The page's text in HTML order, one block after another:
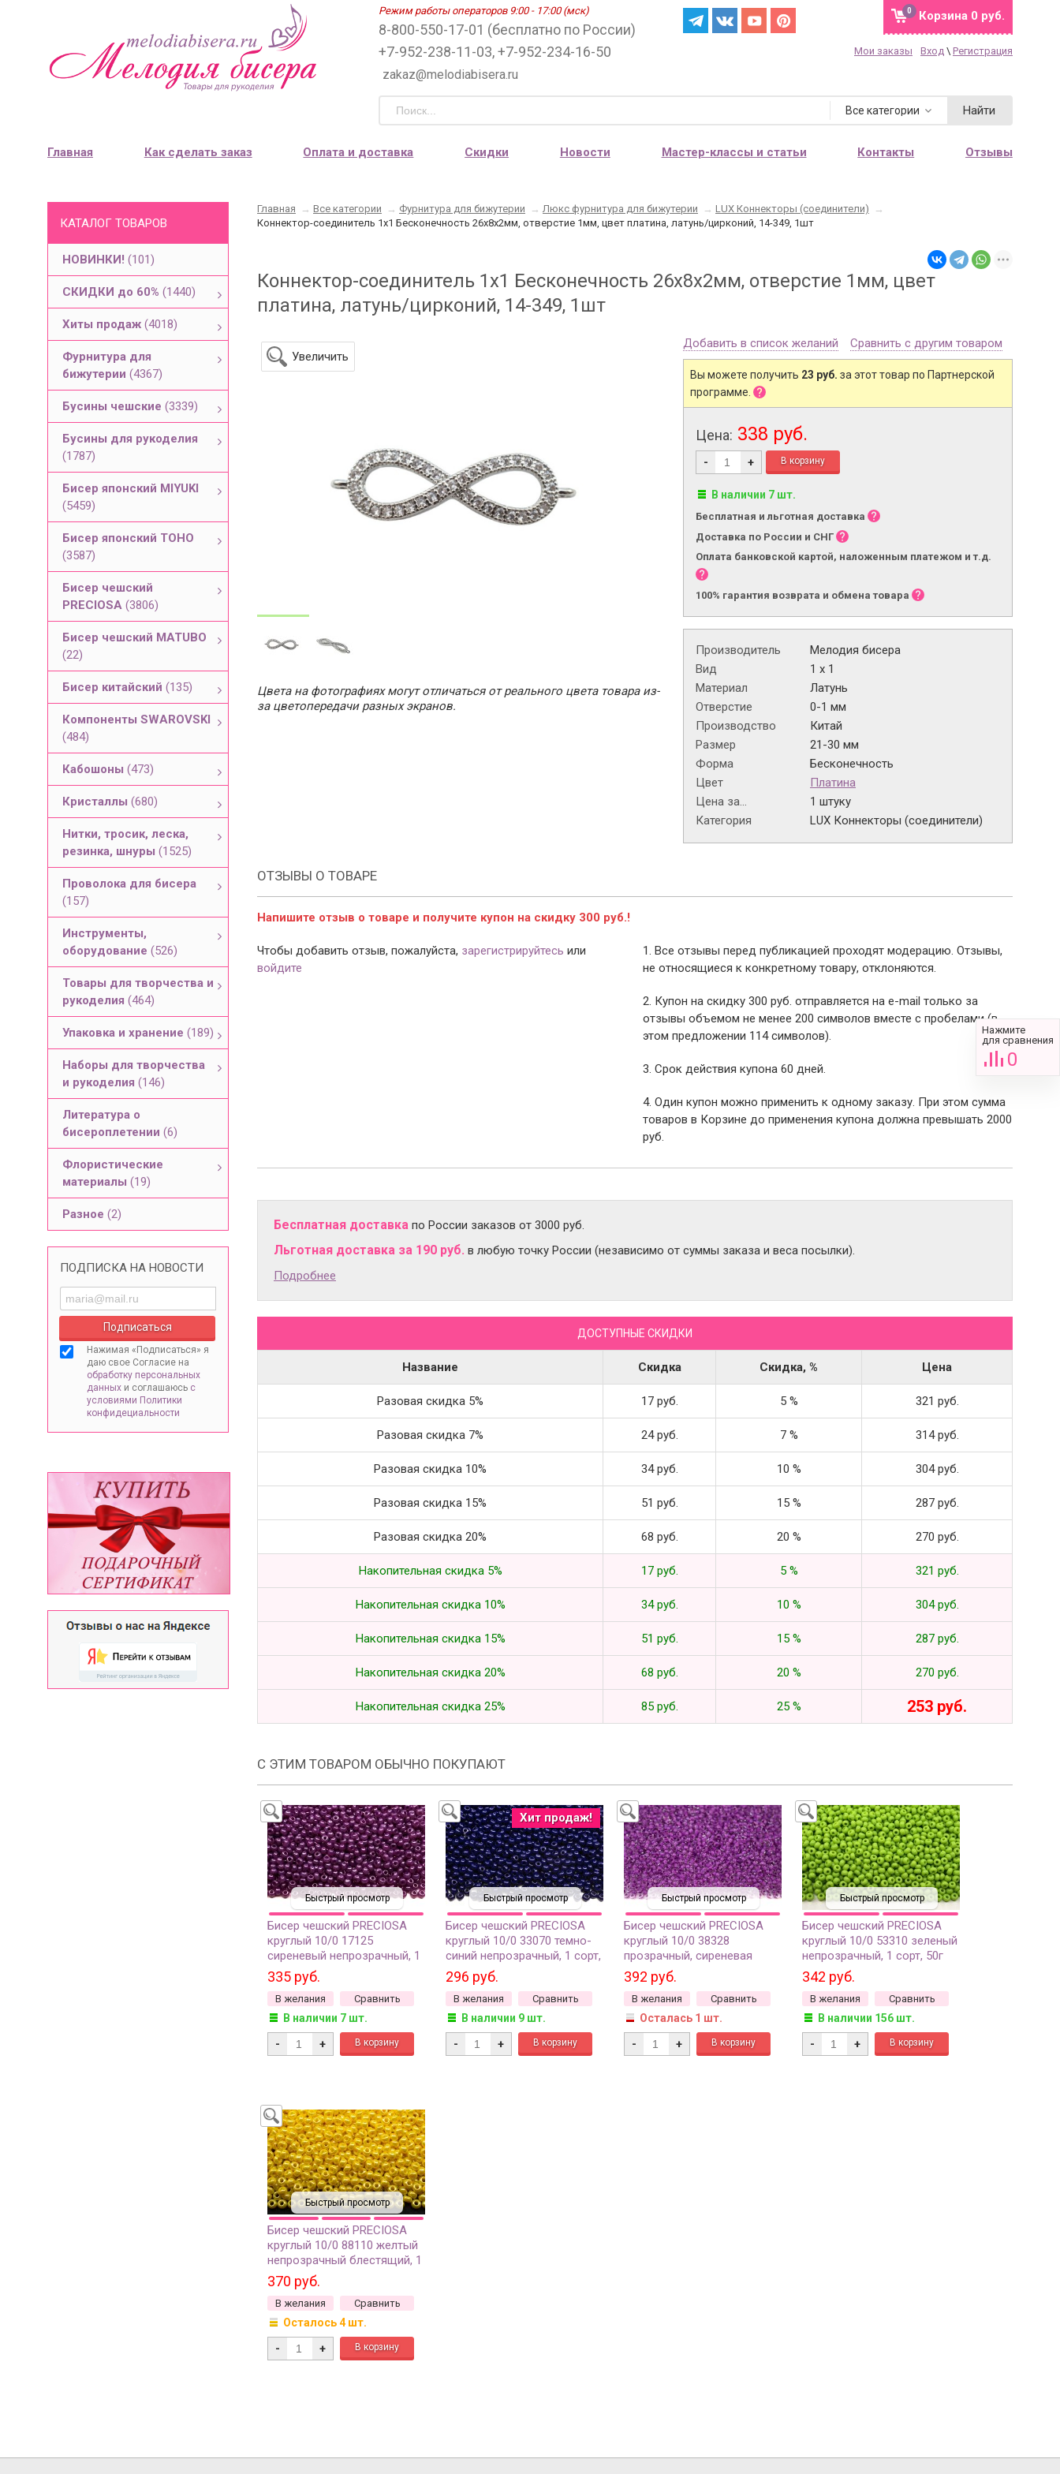
Режим работы операторов 9:00 - 17:00 (мск)
8-800-550-17-01 (бесплатно по России)
+7-952-238-11-03, +7-952-234-16-50
zakaz@melodiabisera.ru
Корзина 0 руб.
0
Мои заказы Вход \ Регистрация
Все категории Найти
Главная Как сделать заказ Оплата и доставка Скидки Новости Мастер-классы и статьи Контакты Отзывы
КАТАЛОГ ТОВАРОВ
НОВИНКИ! (101)
СКИДКИ до 60% (1440)
Хиты продаж (4018)
Фурнитура для
бижутерии (4367)
Бусины чешские (3339)
Бусины для рукоделия
(1787)
Бисер японский MIYUKI
(5459)
Бисер японский TOHO
(3587)
Бисер чешский
PRECIOSA (3806)
Бисер чешский MATUBO
(22)
Бисер китайский (135)
Компоненты SWAROVSKI
(484)
Кабошоны (473)
Кристаллы (680)
Нитки, тросик, леска,
резинка, шнуры (1525)
Проволока для бисера
(157)
Инструменты,
оборудование (526)
Товары для творчества и
рукоделия (464)
Упаковка и хранение (189)
Наборы для творчества
и рукоделия (146)
Литература о
бисероплетении (6)
Флористические
материалы (19)
Разное (2)
ПОДПИСКА НА НОВОСТИ
Нажимая «Подписаться» я
даю свое Согласие на
обработку персональных
данных и соглашаюсь с
условиями Политики
конфидециальности
Главная → Все категории → Фурнитура для бижутерии → Люкс фурнитура для бижутерии → LUX Коннекторы (соединители)
→
Коннектор-соединитель 1х1 Бесконечность 26х8х2мм, отверстие 1мм, цвет платина, латунь/цирконий, 14-349, 1шт
Коннектор-соединитель 1х1 Бесконечность 26х8х2мм, отверстие 1мм, цвет
платина, латунь/цирконий, 14-349, 1шт
Увеличить
Цвета на фотографиях могут отличаться от реального цвета товара из-
за цветопередачи разных экранов.
Добавить в список желаний Сравнить с другим товаром
Вы можете получить 23 руб. за этот товар по Партнерской
программе.
Цена: 338 руб.
- +
В наличии 7 шт.
Бесплатная и льготная доставка
Доставка по России и СНГ
Оплата банковской картой, наложенным платежом и т.д.
100% гарантия возврата и обмена товара
Производитель
Мелодия бисера
Вид
1 х 1
Материал
Латунь
Отверстие
0-1 мм
Производство
Китай
Размер
21-30 мм
Форма
Бесконечность
Цвет
Платина
Цена за...
1 штуку
Категория
LUX Коннекторы (соединители)
ОТЗЫВЫ О ТОВАРЕ
Напишите отзыв о товаре и получите купон на скидку 300 руб.!
Чтобы добавить отзыв, пожалуйста, зарегистрируйтесь или
войдите
1. Все отзывы перед публикацией проходят модерацию. Отзывы,
не относящиеся к конкретному товару, отклоняются.
2. Купон на скидку 300 руб. отправляется на e-mail только за
отзывы объемом не менее 200 символов вместе с пробелами (в
этом предложении 114 символов).
3. Срок действия купона 60 дней.
4. Один купон можно применить к одному заказу. При этом сумма
товаров в Корзине до применения купона должна превышать 2000
руб.
Бесплатная доставка по России заказов от 3000 руб.
Льготная доставка за 190 руб. в любую точку России (независимо от суммы заказа и веса посылки).
Подробнее
ДОСТУПНЫЕ СКИДКИ
Название Скидка Скидка, % Цена
Разовая скидка 5% 17 руб. 5 % 321 руб.
Разовая скидка 7% 24 руб. 7 % 314 руб.
Разовая скидка 10% 34 руб. 10 % 304 руб.
Разовая скидка 15% 51 руб. 15 % 287 руб.
Разовая скидка 20% 68 руб. 20 % 270 руб.
Накопительная скидка 5% 17 руб. 5 % 321 руб.
Накопительная скидка 10% 34 руб. 10 % 304 руб.
Накопительная скидка 15% 51 руб. 15 % 287 руб.
Накопительная скидка 20% 68 руб. 20 % 270 руб.
Накопительная скидка 25% 85 руб. 25 % 253 руб.
С ЭТИМ ТОВАРОМ ОБЫЧНО ПОКУПАЮТ
Быстрый просмотр
Бисер чешский PRECIOSA
круглый 10/0 17125
сиреневый непрозрачный, 1
сорт, 50г
335 руб.
В желания Сравнить
В наличии 7 шт.
- +
Быстрый просмотр
Хит продаж!
Бисер чешский PRECIOSA
круглый 10/0 33070 темно-
синий непрозрачный, 1 сорт,
50г
296 руб.
В желания Сравнить
В наличии 9 шт.
- +
Быстрый просмотр
Бисер чешский PRECIOSA
круглый 10/0 38328
прозрачный, сиреневая
линия внутри, 1 сорт, 50г
392 руб.
В желания Сравнить
Осталась 1 шт.
- +
Быстрый просмотр
Бисер чешский PRECIOSA
круглый 10/0 53310 зеленый
непрозрачный, 1 сорт, 50г
342 руб.
В желания Сравнить
В наличии 156 шт.
- +
Быстрый просмотр
Бисер чешский PRECIOSA
круглый 10/0 88110 желтый
непрозрачный блестящий, 1
сорт, 50г
370 руб.
В желания Сравнить
Осталось 4 шт.
- +
Нажмите
для сравнения
0